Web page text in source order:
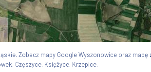
Zobacz mapy Google Wyszonowice oraz mapę
Częszyce, Księżyce, Krzepice.